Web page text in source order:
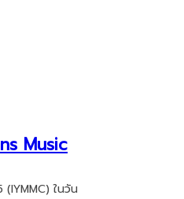
Music
ในวัน